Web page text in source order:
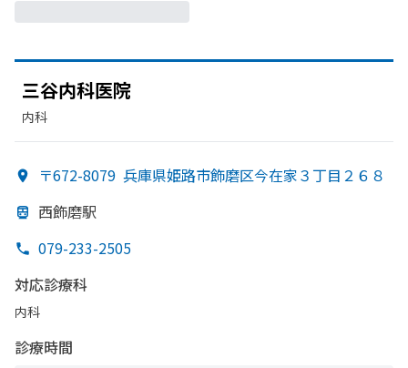
三谷内科医院
内科
〒672-8079 兵庫県姫路市飾磨区今在家３丁目２６８
西飾磨駅
079-233-2505
対応診療科
内科
診療時間